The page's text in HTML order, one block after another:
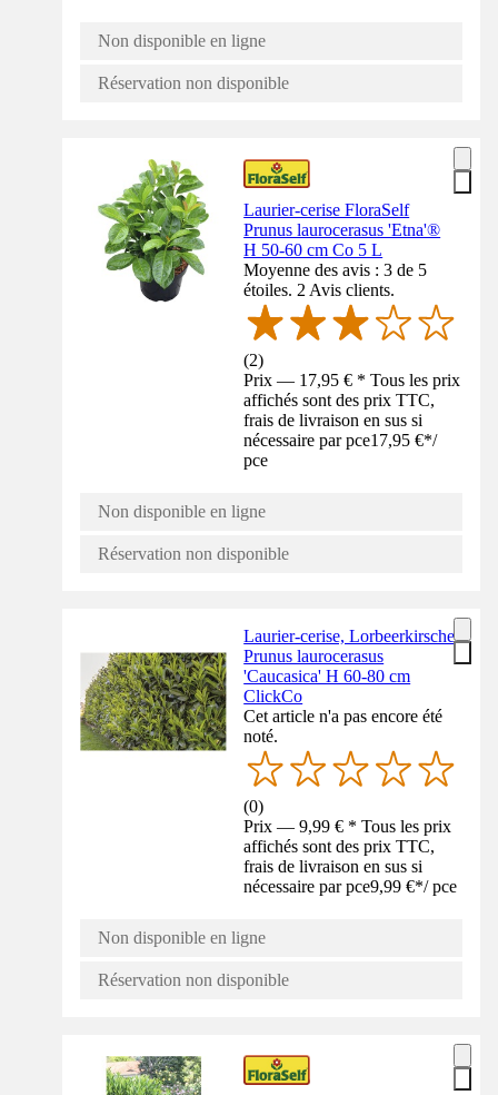
Non disponible en ligne
Réservation non disponible
Laurier-cerise FloraSelf
Prunus laurocerasus 'Etna'®
H 50-60 cm Co 5 L
Moyenne des avis : 3 de 5
étoiles. 2 Avis clients.
(2)
Prix — 17,95 € * Tous les prix
affichés sont des prix TTC,
frais de livraison en sus si
nécessaire par pce17,95 €*/
pce
Non disponible en ligne
Réservation non disponible
Laurier-cerise, Lorbeerkirsche
Prunus laurocerasus
'Caucasica' H 60-80 cm
ClickCo
Cet article n'a pas encore été
noté.
(0)
Prix — 9,99 € * Tous les prix
affichés sont des prix TTC,
frais de livraison en sus si
nécessaire par pce9,99 €*/ pce
Non disponible en ligne
Réservation non disponible